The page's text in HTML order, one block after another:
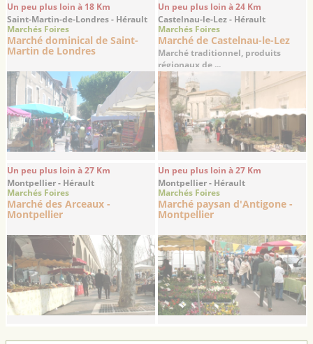
Un peu plus loin à 18 Km
Saint-Martin-de-Londres - Hérault
Marchés Foires
Marché dominical de Saint-
Martin de Londres
Un peu plus loin à 24 Km
Castelnau-le-Lez - Hérault
Marchés Foires
Marché de Castelnau-le-Lez
Marché traditionnel, produits
régionaux de ...
Un peu plus loin à 27 Km
Montpellier - Hérault
Marchés Foires
Marché des Arceaux -
Montpellier
Un peu plus loin à 27 Km
Montpellier - Hérault
Marchés Foires
Marché paysan d'Antigone -
Montpellier